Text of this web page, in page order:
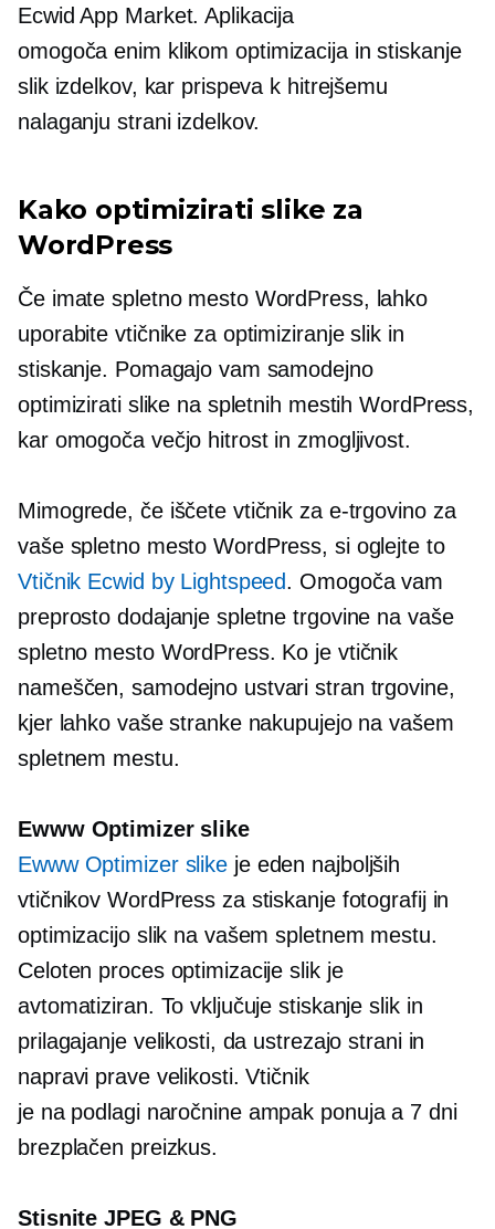
Ecwid App Market. Aplikacija
omogočaenim klikom optimizacija in stiskanje
slik izdelkov, kar prispeva k hitrejšemu
nalaganju strani izdelkov.
Kako optimizirati slike za
WordPress
Če imate spletno mesto WordPress, lahko
uporabite vtičnike za optimiziranje slik in
stiskanje. Pomagajo vam samodejno
optimizirati slike na spletnih mestih WordPress,
kar omogoča večjo hitrost in zmogljivost.
Mimogrede, če iščete vtičnik za e-trgovino za
vaše spletno mesto WordPress, si oglejte to
Vtičnik Ecwid by Lightspeed. Omogoča vam
preprosto dodajanje spletne trgovine na vaše
spletno mesto WordPress. Ko je vtičnik
nameščen, samodejno ustvari stran trgovine,
kjer lahko vaše stranke nakupujejo na vašem
spletnem mestu.
Ewww Optimizer slike
Ewww Optimizer slike je eden najboljših
vtičnikov WordPress za stiskanje fotografij in
optimizacijo slik na vašem spletnem mestu.
Celoten proces optimizacije slik je
avtomatiziran. To vključuje stiskanje slik in
prilagajanje velikosti, da ustrezajo strani in
napravi prave velikosti. Vtičnik
je na podlagi naročnineampak ponuja a 7 dni
brezplačen preizkus.
Stisnite JPEG & PNG